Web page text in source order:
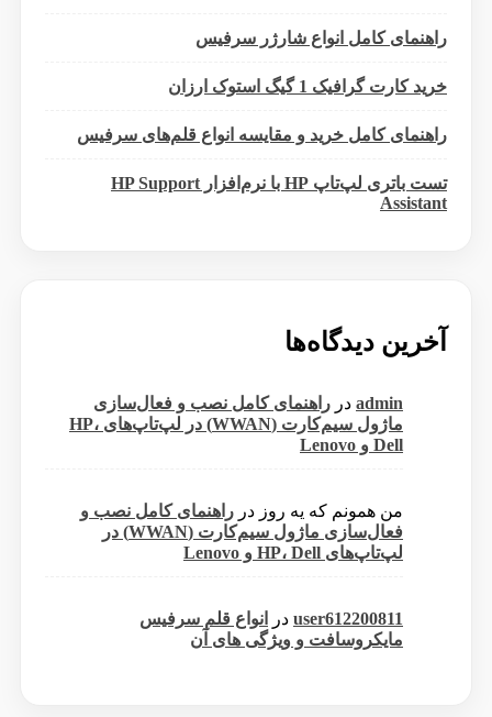
راهنمای کامل انواع شارژر سرفیس
خرید کارت گرافیک 1 گیگ استوک ارزان
راهنمای کامل خرید و مقایسه انواع قلم‌های سرفیس
تست باتری لپ‌تاپ HP با نرم‌افزار HP Support
Assistant
آخرین دیدگاه‌ها
admin در راهنمای کامل نصب و فعال‌سازی
ماژول سیم‌کارت (WWAN) در لپ‌تاپ‌های HP،
Dell و Lenovo
من همونم که یه روز در راهنمای کامل نصب و
فعال‌سازی ماژول سیم‌کارت (WWAN) در
لپ‌تاپ‌های HP، Dell و Lenovo
user612200811 در
انواع قلم سرفیس
مایکروسافت و ویژگی های آن